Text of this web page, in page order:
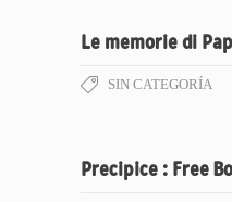
Le memorie di
SIN CATEGORÍA
Precipice : Free